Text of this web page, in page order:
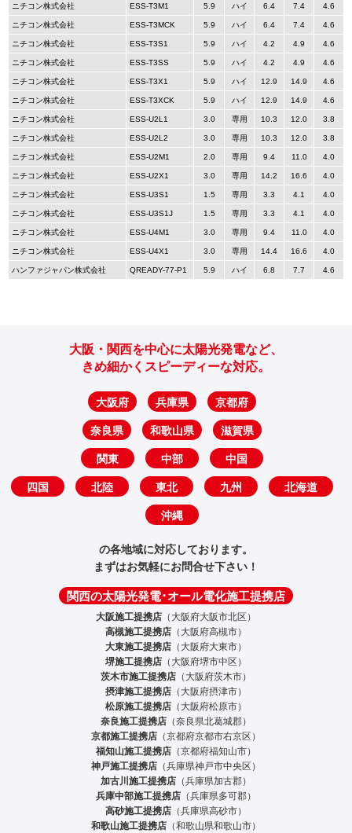
ニチコン株式会社 ESS-T3M1 5.9 ハイ 6.4 7.4 4.6
ニチコン株式会社 ESS-T3MCK 5.9 ハイ 6.4 7.4 4.6
ニチコン株式会社 ESS-T3S1 5.9 ハイ 4.2 4.9 4.6
ニチコン株式会社 ESS-T3SS 5.9 ハイ 4.2 4.9 4.6
ニチコン株式会社 ESS-T3X1 5.9 ハイ 12.9 14.9 4.6
ニチコン株式会社 ESS-T3XCK 5.9 ハイ 12.9 14.9 4.6
ニチコン株式会社 ESS-U2L1 3.0 専用 10.3 12.0 3.8
ニチコン株式会社 ESS-U2L2 3.0 専用 10.3 12.0 3.8
ニチコン株式会社 ESS-U2M1 2.0 専用 9.4 11.0 4.0
ニチコン株式会社 ESS-U2X1 3.0 専用 14.2 16.6 4.0
ニチコン株式会社 ESS-U3S1 1.5 専用 3.3 4.1 4.0
ニチコン株式会社 ESS-U3S1J 1.5 専用 3.3 4.1 4.0
ニチコン株式会社 ESS-U4M1 3.0 専用 9.4 11.0 4.0
ニチコン株式会社 ESS-U4X1 3.0 専用 14.4 16.6 4.0
ハンファジャパン株式会社 QREADY-77-P1 5.9 ハイ 6.8 7.7 4.6
大阪・関西を中心に太陽光発電など、
きめ細かくスピーディーな対応。
大阪府 兵庫県 京都府
奈良県 和歌山県 滋賀県
関東 中部 中国
四国 北陸 東北 九州 北海道
沖縄
の各地域に対応しております。
まずはお気軽にお問合せ下さい！
関西の太陽光発電･オール電化施工提携店
大阪施工提携店 （大阪府大阪市北区）
高槻施工提携店 （大阪府高槻市）
大東施工提携店 （大阪府大東市）
堺施工提携店 （大阪府堺市中区）
茨木市施工提携店 （大阪府茨木市）
摂津施工提携店 （大阪府摂津市）
松原施工提携店 （大阪府松原市）
奈良施工提携店 （奈良県北葛城郡）
京都施工提携店 （京都府京都市右京区）
福知山施工提携店 （京都府福知山市）
神戸施工提携店 （兵庫県神戸市中央区）
加古川施工提携店 （兵庫県加古郡）
兵庫中部施工提携店 （兵庫県多可郡）
高砂施工提携店 （兵庫県高砂市）
和歌山施工提携店 （和歌山県和歌山市）